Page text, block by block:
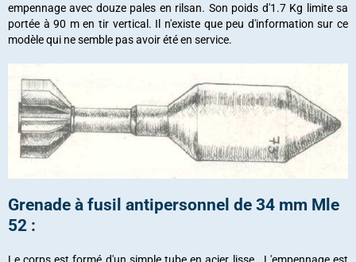
empennage avec douze pales en rilsan. Son poids d'1.7 Kg limite sa
portée à 90 m en tir vertical. Il n'existe que peu d'information sur ce
modèle qui ne semble pas avoir été en service.
Grenade à fusil antipersonnel de 34 mm Mle
52 :